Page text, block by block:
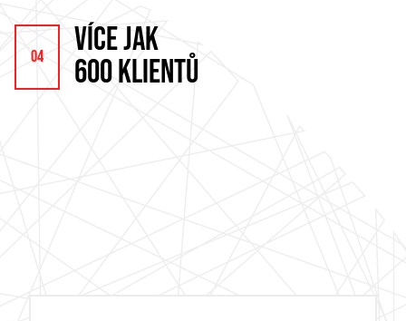
VÍCE JAK
600 KLIENTŮ